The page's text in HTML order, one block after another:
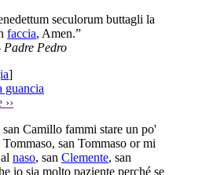
seculorum buttagli la
faccia, Amen.”
Pedro
]
guancia
››
Camillo fammi stare un po'
Tommaso, san Tommaso or mi
al naso, san Clemente, san
io sia molto paziente perché se